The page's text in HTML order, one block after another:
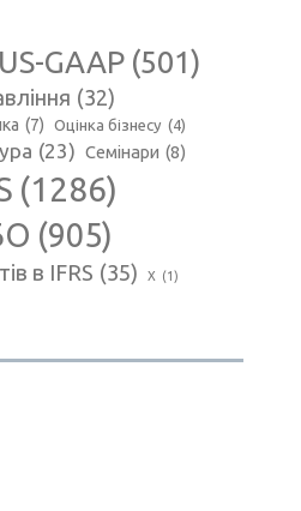
GAAP (501)
(32)
(7) Оцінка бізнесу (4)
(23) Семінари (8)
(1286)
(905)
в IFRS (35) Х (1)